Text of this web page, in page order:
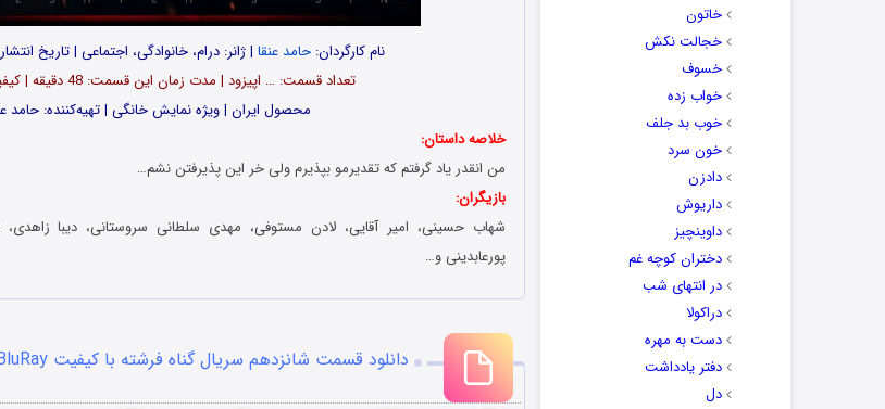
خاتون
خجالت نکش
خسوف
خواب زده
خوب بد جلف
خون سرد
دادزن
داریوش
داوینچیز
دختران کوچه غم
در انتهای شب
دراکولا
دست به مهره
دفتر یادداشت
دل
نام کارگردان:حامد عنقا | ژانر: درام، خانوادگی، اجتماعی | تاریخ انتشار:
تعداد قسمت‌: … اپیزود | مدت زمان این قسمت: 48 دقیقه | کیفیت: بلوری
محصول ایران | ویژه نمایش خانگی | تهیه‌کننده: حامد
خلاصه داستان:
من انقدر یاد گرفتم که تقدیرمو بپذیرم ولی خر این پذیرفتن نشم…
بازیگران:
شهاب حسینی، امیر آقایی، لادن مستوفی، مهدی سلطانی سروستانی، دیبا
پورعابدینی و…
دانلود قسمت شانزدهم سریال گناه فرشته با کیفیت BluRay